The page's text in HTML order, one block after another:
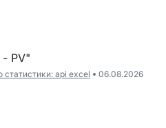
PV"
api excel 06.08.2026